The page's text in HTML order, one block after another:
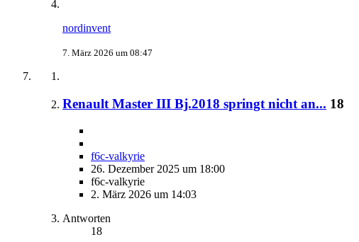
nordinvent
7. März 2026 um 08:47
Renault Master III Bj.2018 springt nicht an... 18
f6c-valkyrie
26. Dezember 2025 um 18:00
f6c-valkyrie
2. März 2026 um 14:03
Antworten
18